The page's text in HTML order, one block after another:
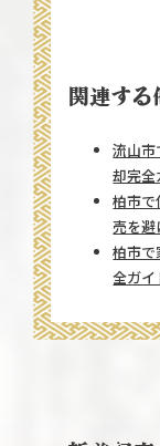
関連する
流山
却完全
柏市
売を避
柏市
全ガイ